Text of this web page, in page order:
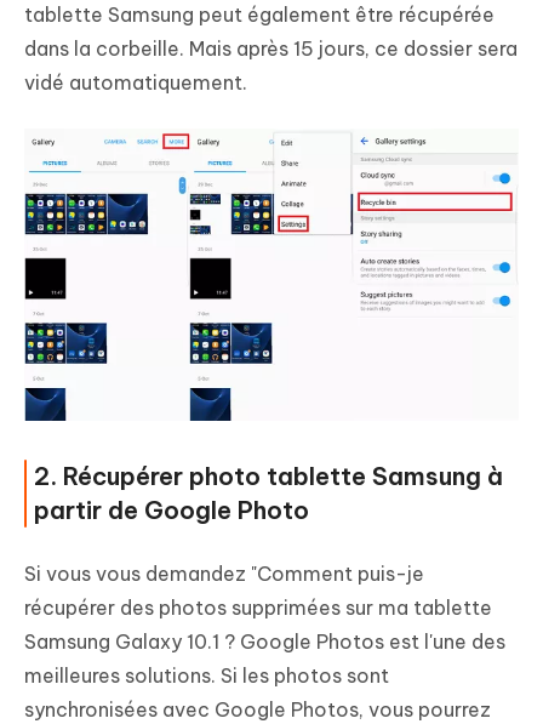
tablette Samsung peut également être récupérée
dans la corbeille. Mais après 15 jours, ce dossier sera
vidé automatiquement.
2. Récupérer photo tablette Samsung à
partir de Google Photo
Si vous vous demandez "Comment puis-je
récupérer des photos supprimées sur ma tablette
Samsung Galaxy 10.1 ? Google Photos est l'une des
meilleures solutions. Si les photos sont
synchronisées avec Google Photos, vous pourrez